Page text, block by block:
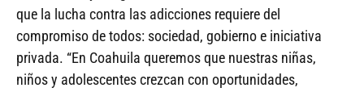
que la lucha contra las adicciones requiere del
compromiso de todos: sociedad, gobierno e iniciativa
privada. “En Coahuila queremos que nuestras niñas,
niños y adolescentes crezcan con oportunidades,